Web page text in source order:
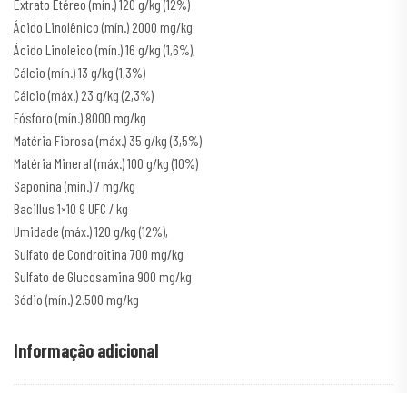
Extrato Etéreo (mín.) 120 g/kg (12%)
Ácido Linolênico (mín.) 2000 mg/kg
Ácido Linoleico (mín.) 16 g/kg (1,6%),
Cálcio (mín.) 13 g/kg (1,3%)
Cálcio (máx.) 23 g/kg (2,3%)
Fósforo (mín.) 8000 mg/kg
Matéria Fibrosa (máx.) 35 g/kg (3,5%)
Matéria Mineral (máx.) 100 g/kg (10%)
Saponina (mín.) 7 mg/kg
Bacillus 1×10 9 UFC / kg
Umidade (máx.) 120 g/kg (12%),
Sulfato de Condroitina 700 mg/kg
Sulfato de Glucosamina 900 mg/kg
Sódio (mín.) 2.500 mg/kg
Informação adicional